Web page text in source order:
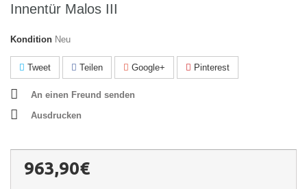
Innentür Malos III
Kondition Neu
Tweet Teilen Google+ Pinterest
An einen Freund senden
Ausdrucken
963,90€